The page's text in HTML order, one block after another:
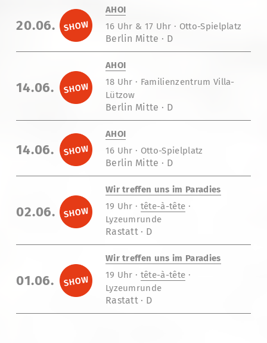
20.06.
AHOI
16 Uhr & 17 Uhr · Otto-Spielplatz
Berlin Mitte · D
14.06.
AHOI
18 Uhr · Familienzentrum Villa-
Lützow
Berlin Mitte · D
14.06.
AHOI
16 Uhr · Otto-Spielplatz
Berlin Mitte · D
02.06.
Wir treffen uns im Paradies
19 Uhr · tête-à-tête ·
Lyzeumrunde
Rastatt · D
01.06.
Wir treffen uns im Paradies
19 Uhr · tête-à-tête ·
Lyzeumrunde
Rastatt · D